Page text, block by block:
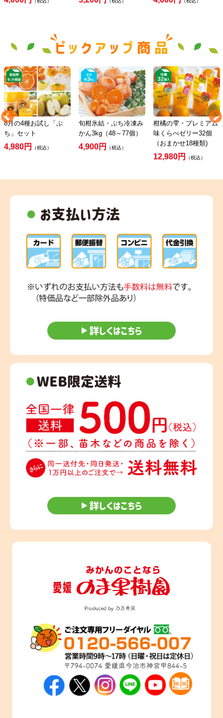
8月の4種お試し「ぷ
ち」セット
4,980円 （税込）
旬柑氷結・ぷち冷凍み
かん3kg（48～77個）
4,900円 （税込）
柑橘の雫・プレミアム
味くらべゼリー32個
（おまかせ18種類)
12,980円 （税込）